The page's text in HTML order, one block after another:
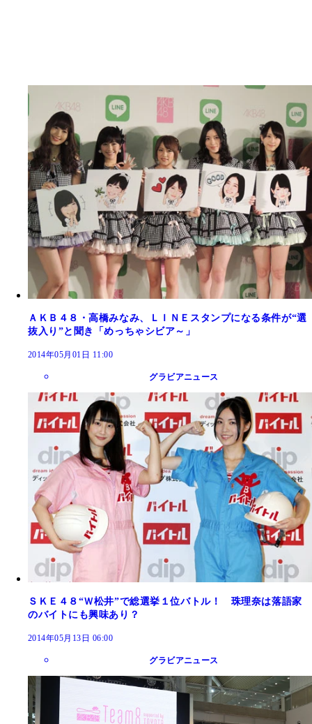
ＡＫＢ４８・高橋みなみ、ＬＩＮＥスタンプになる条件が“選
抜入り”と聞き「めっちゃシビア～」
2014年05月01日 11:00
グラビアニュース
ＳＫＥ４８“Ｗ松井”で総選挙１位バトル！ 珠理奈は落語家
のバイトにも興味あり？
2014年05月13日 06:00
グラビアニュース